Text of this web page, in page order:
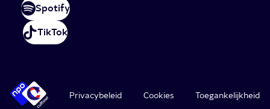
Spotify
TikTok
Privacybeleid Cookies Toegankelijkheid